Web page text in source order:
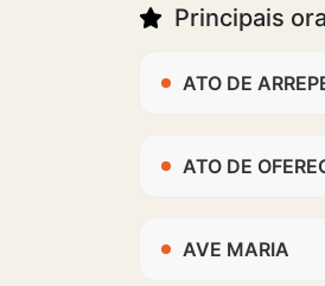
Principais
ATO DE
ATO DE
AVE MARIA